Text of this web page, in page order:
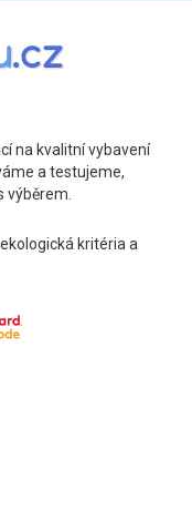
na kvalitní vybavení
a testujeme,
kritéria a